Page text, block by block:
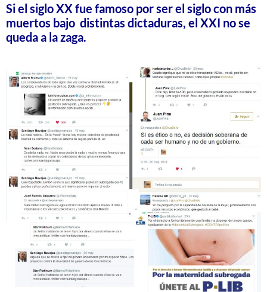
Si el siglo XX fue famoso por ser el siglo con más
muertos bajo distintas dictaduras, el XXI no se
queda a la zaga.